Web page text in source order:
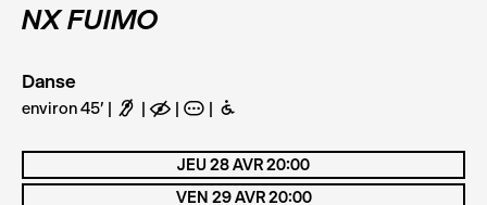
NX FUIMO
Danse
environ 45' F E A B
JEU 28 AVR 20:00
VEN 29 AVR 20:00